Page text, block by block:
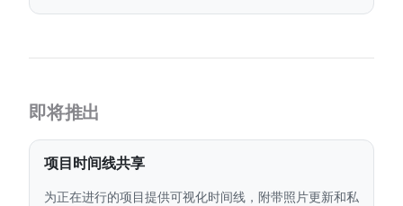
即将推出
项目时间线共享
为正在进行的项目提供可视化时间线，附带照片更新和私